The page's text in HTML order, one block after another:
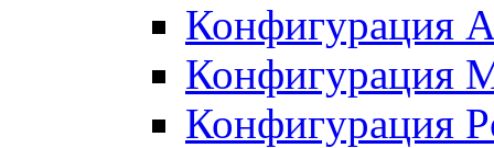
Конфигурация
Конфигурация
Конфигурация